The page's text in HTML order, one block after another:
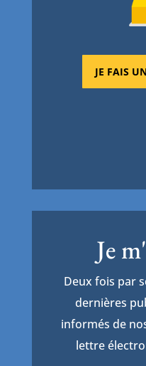
JE FAIS
Je
Deux fois par
dernières
informés de
lettre